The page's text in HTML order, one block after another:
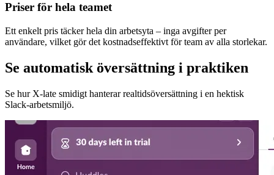
Priser för hela teamet
Ett enkelt pris täcker hela din arbetsyta – inga avgifter per
användare, vilket gör det kostnadseffektivt för team av alla storlekar.
Se automatisk översättning i praktiken
Se hur X-late smidigt hanterar realtidsöversättning i en hektisk
Slack-arbetsmiljö.